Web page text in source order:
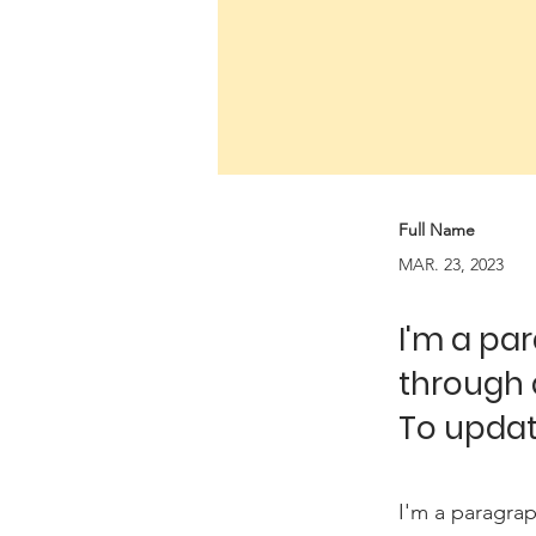
Full Name
MAR. 23, 2023
I'm a
through
To
I'm a